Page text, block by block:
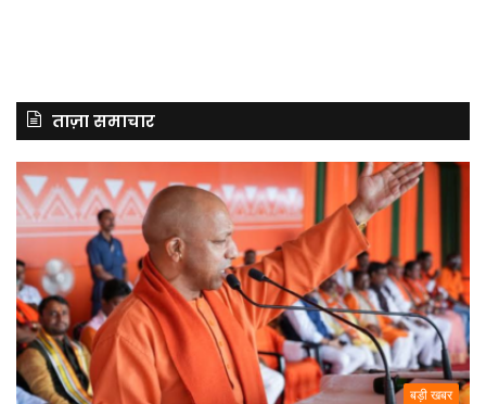
ताज़ा समाचार
बड़ी खबर